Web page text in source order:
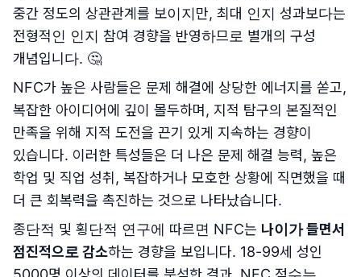
중간 정도의 상관관계를 보이지만, 최대 인지 성과보다는
전형적인 인지 참여 경향을 반영하므로 별개의 구성
개념입니다. 🤔
NFC가 높은 사람들은 문제 해결에 상당한 에너지를 쏟고,
복잡한 아이디어에 깊이 몰두하며, 지적 탐구의 본질적인
만족을 위해 지적 도전을 끈기 있게 지속하는 경향이
있습니다. 이러한 특성들은 더 나은 문제 해결 능력, 높은
학업 및 직업 성취, 복잡하거나 모호한 상황에 직면했을 때
더 큰 회복력을 촉진하는 것으로 나타났습니다.
종단적 및 횡단적 연구에 따르면 NFC는 나이가 들면서
점진적으로 감소하는 경향을 보입니다. 18-99세 성인